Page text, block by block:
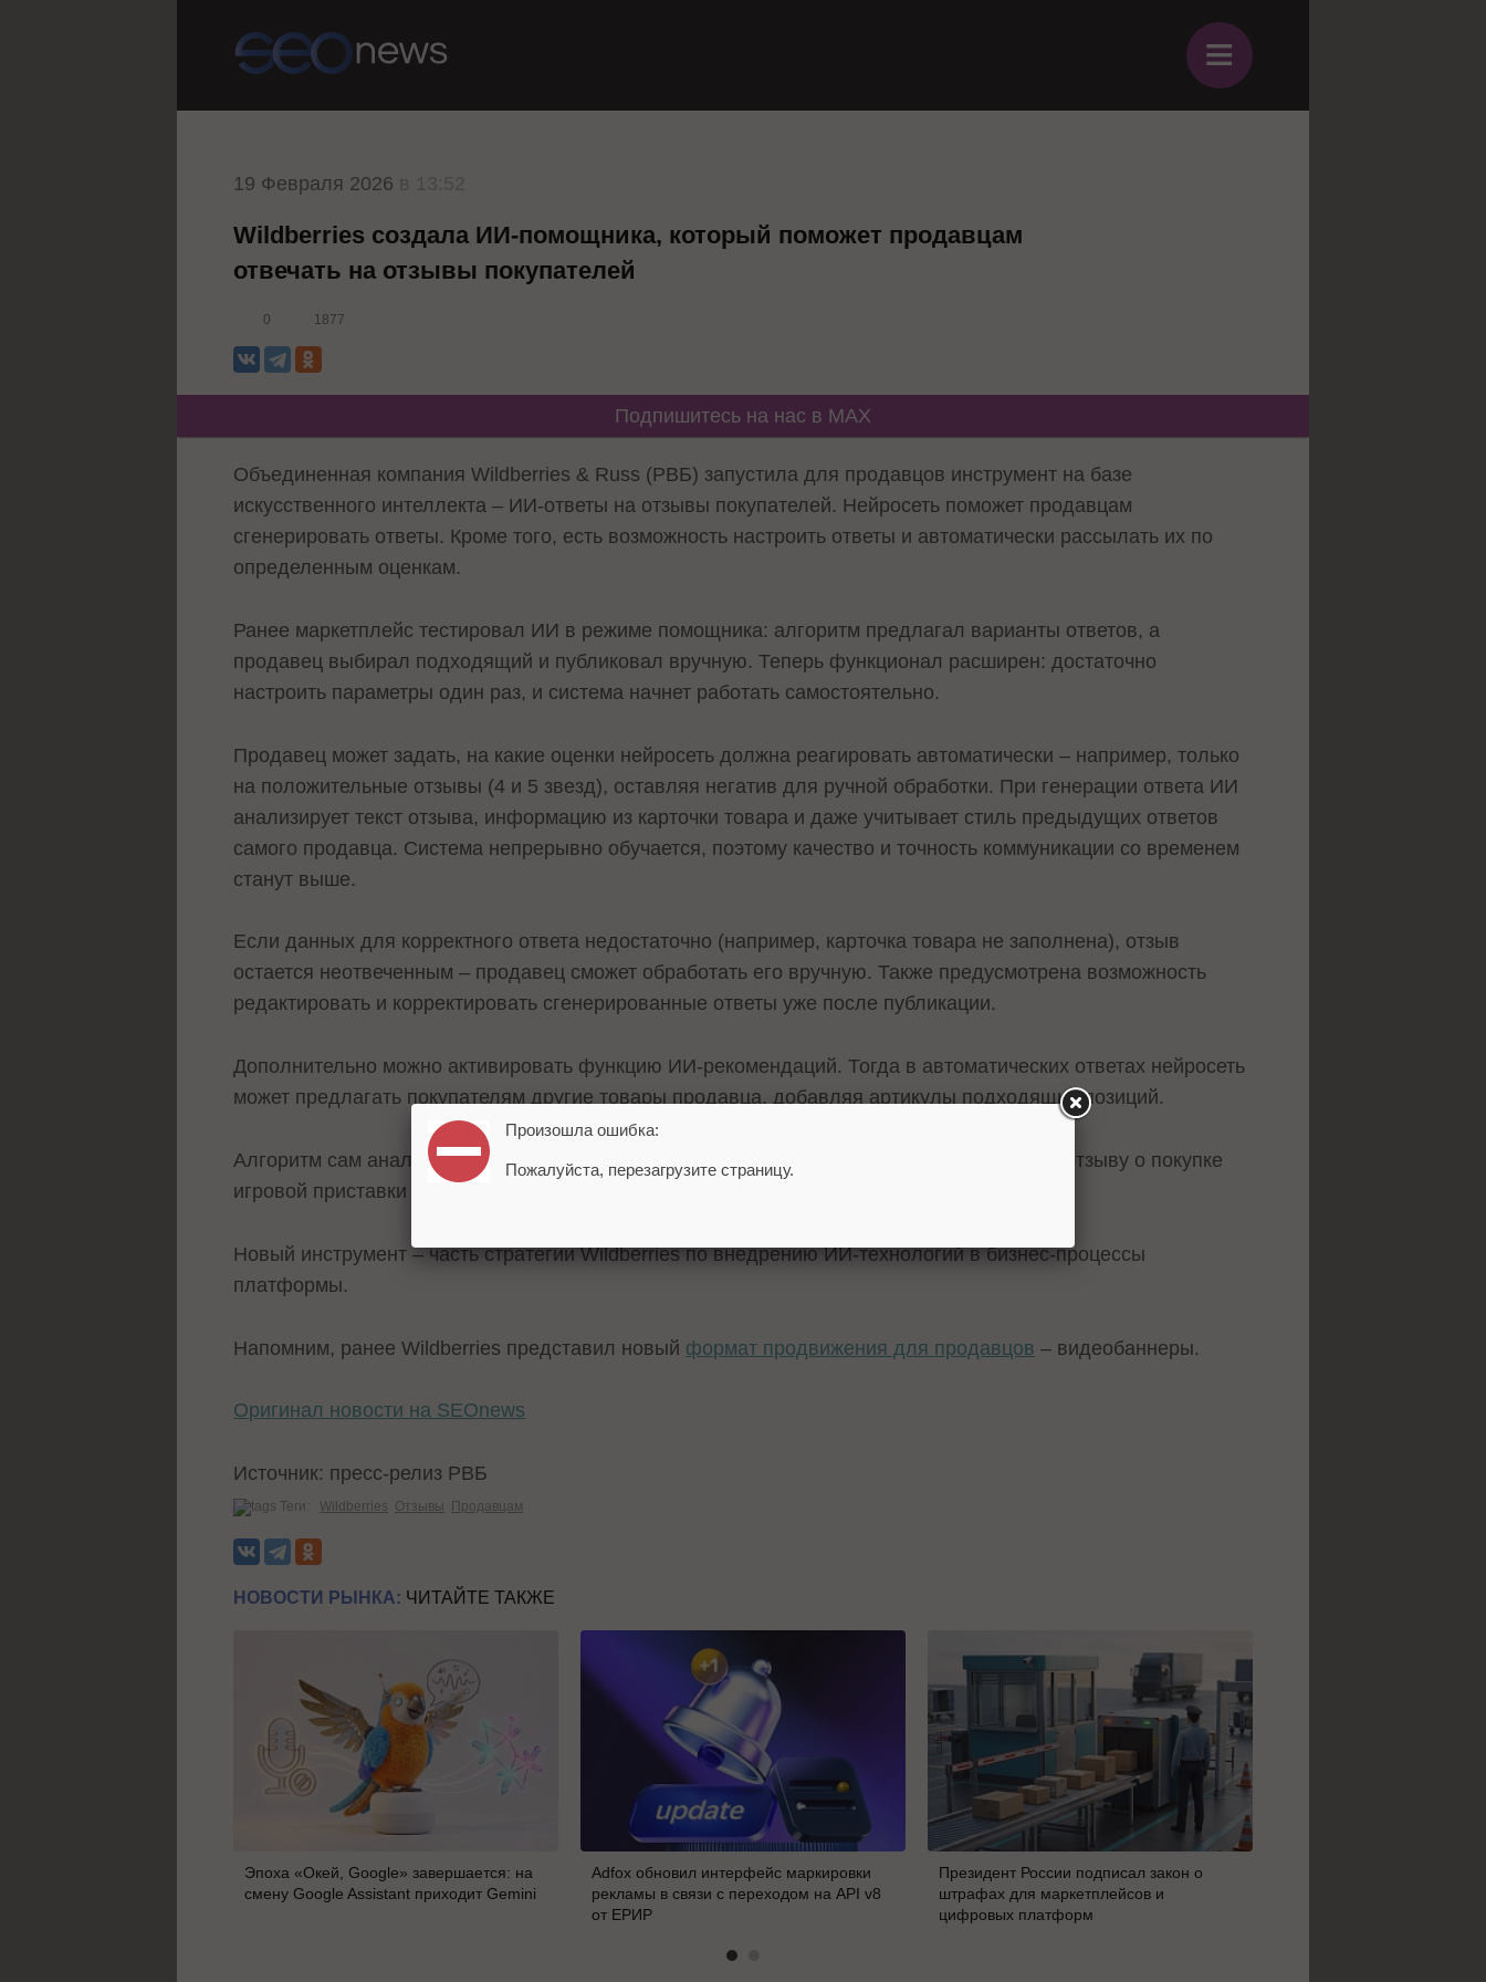
≡
19 Февраля 2026
Wildberries создала ИИ-помощника, который поможет продавцам
отвечать на отзывы покупателей
0 1877
Подпишитесь на нас в MAX
Объединенная компания Wildberries & Russ (РВБ) запустила для продавцов инструмент на базе
искусственного интеллекта – ИИ-ответы на отзывы покупателей. Нейросеть поможет продавцам
сгенерировать ответы. Кроме того, есть возможность настроить ответы и автоматически рассылать их по
определенным оценкам.
Ранее маркетплейс тестировал ИИ в режиме помощника: алгоритм предлагал варианты ответов, а
продавец выбирал подходящий и публиковал вручную. Теперь функционал расширен: достаточно
настроить параметры один раз, и система начнет работать самостоятельно.
Продавец может задать, на какие оценки нейросеть должна реагировать автоматически – например, только
на положительные отзывы (4 и 5 звезд), оставляя негатив для ручной обработки. При генерации ответа ИИ
анализирует текст отзыва, информацию из карточки товара и даже учитывает стиль предыдущих ответов
самого продавца. Система непрерывно обучается, поэтому качество и точность коммуникации со временем
станут выше.
Если данных для корректного ответа недостаточно (например, карточка товара не заполнена), отзыв
остается неотвеченным – продавец сможет обработать его вручную. Также предусмотрена возможность
редактировать и корректировать сгенерированные ответы уже после публикации.
Дополнительно можно активировать функцию ИИ-рекомендаций. Тогда в автоматических ответах нейросеть
может предлагать покупателям другие товары продавца, добавляя артикулы подходящих позиций.
Алгоритм сам анализирует ассортимент и подбирает логичные дополнения: например, к отзыву о покупке
игровой приставки может порекомендовать совместимые геймпады или игры.
Новый инструмент – часть стратегии Wildberries по внедрению ИИ-технологий в бизнес-процессы
платформы.
Напомним, ранее Wildberries представил новый формат продвижения для продавцов – видеобаннеры.
Оригинал новости на SEOnews
Источник: пресс-релиз РВБ
Теги: Wildberries Отзывы Продавцам
НОВОСТИ РЫНКА: ЧИТАЙТЕ ТАКЖЕ
Эпоха «Окей, Google» завершается: на
смену Google Assistant приходит Gemini
Adfox обновил интерфейс маркировки
рекламы в связи с переходом на API v8
от ЕРИР
Президент России подписал закон о
штрафах для маркетплейсов и
цифровых платформ
Произошла ошибка:
Пожалуйста, перезагрузите страницу.